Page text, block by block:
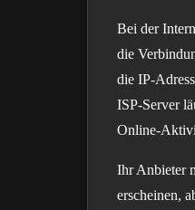
Bei der
die
die IP-
ISP-Server
Online-
Ihr Anbieter
erscheinen,